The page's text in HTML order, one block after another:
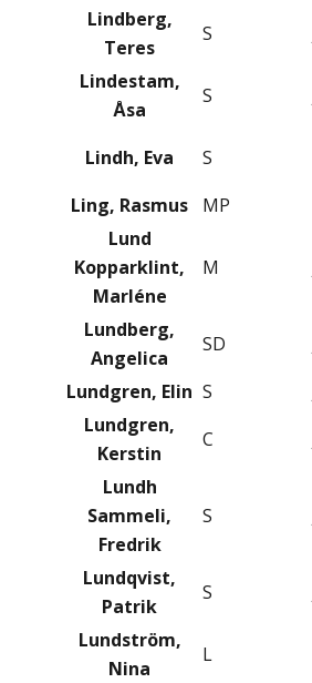
Lindberg,
Teres
S
Lindestam,
Åsa
S
Lindh, Eva S
Ling, Rasmus
MP
Lund
Kopparklint,
Marléne
M
Lundberg,
Angelica
SD
Lundgren, Elin S
Lundgren,
Kerstin
C
Lundh
Sammeli,
Fredrik
S
Lundqvist,
Patrik
S
Lundström,
Nina
L